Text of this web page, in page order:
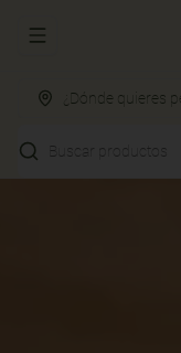
Abrir menu de
¿Dónde quieres
Buscar productos